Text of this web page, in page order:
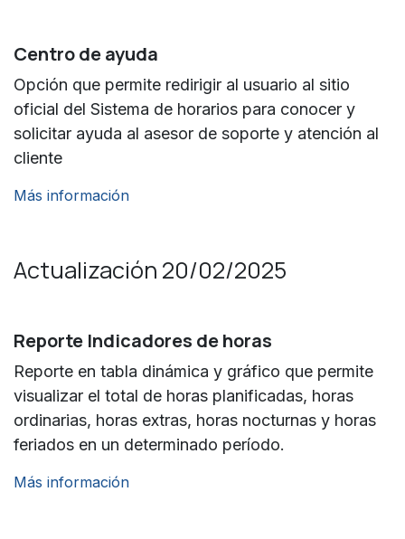
Centro de ayuda
Opción que permite redirigir al usuario al sitio
oficial del Sistema de horarios para conocer y
solicitar ayuda al asesor de soporte y atención al
cliente
Más información
Actualización 20/02/2025
Reporte Indicadores de horas
Reporte en tabla dinámica y gráfico que permite
visualizar el total de horas planificadas, horas
ordinarias, horas extras, horas nocturnas y horas
feriados en un determinado período.
Más información